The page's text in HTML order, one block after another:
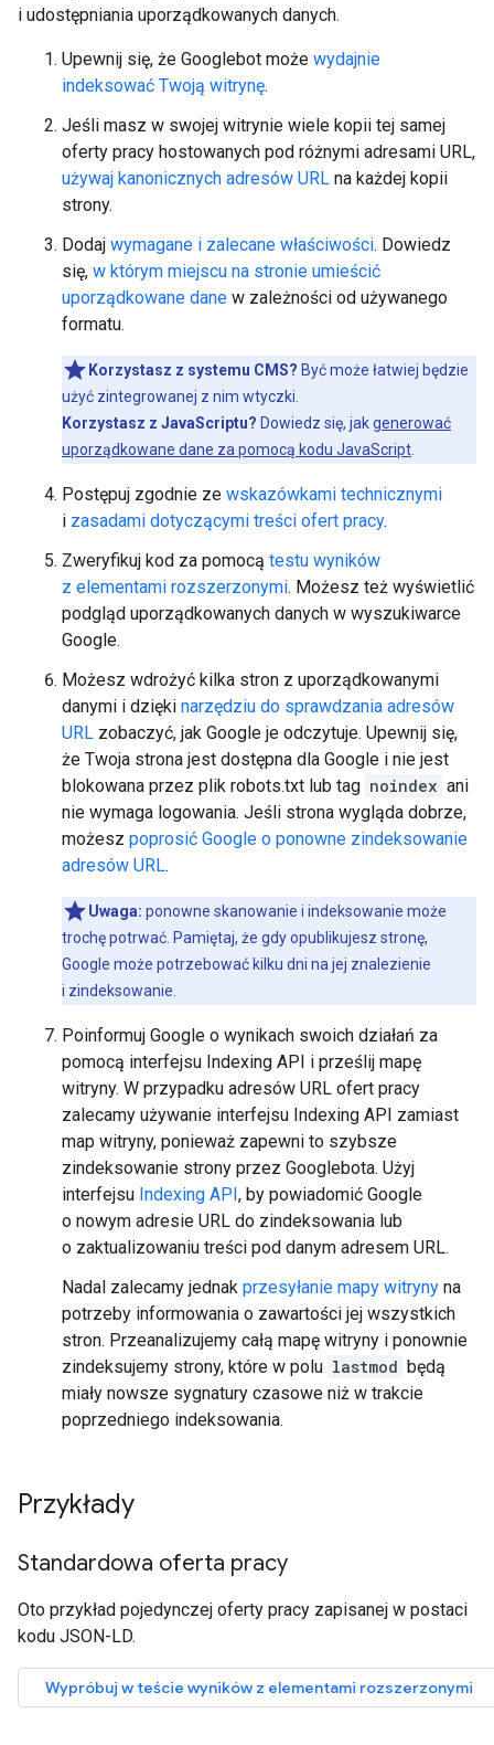
i udostępniania uporządkowanych danych.
Upewnij się, że Googlebot może wydajnie
indeksować Twoją witrynę.
Jeśli masz w swojej witrynie wiele kopii tej samej
oferty pracy hostowanych pod różnymi adresami URL,
używaj kanonicznych adresów URL na każdej kopii
strony.
Dodaj wymagane i zalecane właściwości. Dowiedz
się, w którym miejscu na stronie umieścić
uporządkowane dane w zależności od używanego
formatu.
Korzystasz z systemu CMS? Być może łatwiej będzie
użyć zintegrowanej z nim wtyczki.
Korzystasz z JavaScriptu? Dowiedz się, jakgenerować
uporządkowane dane za pomocą kodu JavaScript
Postępuj zgodnie ze wskazówkami technicznymi
i zasadami dotyczącymi treści ofert pracy.
Zweryfikuj kod za pomocą testu wyników
z elementami rozszerzonymi. Możesz też wyświetlić
podgląd uporządkowanych danych w wyszukiwarce
Google.
Możesz wdrożyć kilka stron z uporządkowanymi
danymi i dzięki narzędziu do sprawdzania adresów
URL zobaczyć, jak Google je odczytuje. Upewnij się,
że Twoja strona jest dostępna dla Google i nie jest
blokowana przez plik robots.txt lub tag noindex ani
nie wymaga logowania. Jeśli strona wygląda dobrze,
możesz poprosić Google o ponowne zindeksowanie
adresów URL.
Uwaga: ponowne skanowanie i indeksowanie może
trochę potrwać. Pamiętaj, że gdy opublikujesz stronę,
Google może potrzebować kilku dni na jej znalezienie
i zindeksowanie.
Poinformuj Google o wynikach swoich działań za
pomocą interfejsu Indexing API i prześlij mapę
witryny. W przypadku adresów URL ofert pracy
zalecamy używanie interfejsu Indexing API zamiast
map witryny, ponieważ zapewni to szybsze
zindeksowanie strony przez Googlebota. Użyj
interfejsu Indexing API, by powiadomić Google
o nowym adresie URL do zindeksowania lub
o zaktualizowaniu treści pod danym adresem URL.
Nadal zalecamy jednak przesyłanie mapy witryny na
potrzeby informowania o zawartości jej wszystkich
stron. Przeanalizujemy całą mapę witryny i ponownie
zindeksujemy strony, które w polu lastmod będą
miały nowsze sygnatury czasowe niż w trakcie
poprzedniego indeksowania.
Przykłady
Standardowa oferta pracy
Oto przykład pojedynczej oferty pracy zapisanej w postaci
kodu JSON-LD.